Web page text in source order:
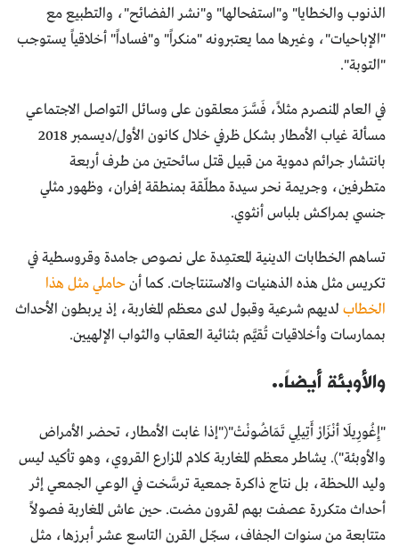
الذنوب والخطايا" و"استفحالها" و"نشر الفضائح"، والتطبيع مع
"الإباحيات"، وغيرها مما يعتبرونه "منكراً" و"فساداً" أخلاقياً يستوجب
"التوبة".
في العام المنصرم مثلاً، فَسَّرَ معلقون على وسائل التواصل الاجتماعي
مسألة غياب الأمطار بشكل ظرفي خلال كانون الأول/ديسمبر 2018
بانتشار جرائم دموية من قبيل قتل سائحتين من طرف أربعة
متطرفين، وجريمة نحر سيدة مطلّقة بمنطقة إفران، وظهور مثلي
جنسي بمراكش بلباس أنثوي.
تساهم الخطابات الدينية المعتمِدة على نصوص جامدة وقروسطية في
تكريس مثل هذه الذهنيات والاستنتاجات. كما أنحاملي مثل هذا
الخطاب لديهم شرعية وقبول لدى معظم المغاربة، إذ يربطون الأحداث
بممارسات وأخلاقيات تُقيَّم بثنائية العقاب والثواب الإلهيين.
والأوبئة أيضاً..
"إِغُورِيلَا أنْزَارْ أَتِيلِي تَمَاضُونْتْ"("إذا غابت الأمطار، تحضر الأمراض
والأوبئة"). يشاطر معظم المغاربة كلام المزارع القروي، وهو تأكيد ليس
وليد اللحظة، بل نتاج ذاكرة جمعية ترسَّخت في الوعي الجمعي إثر
أحداث متكررة عصفت بهم لقرون مضت. حين عاش المغاربة فصولاً
متتابعة من سنوات الجفاف، سجّل القرن التاسع عشر أبرزها، مثل